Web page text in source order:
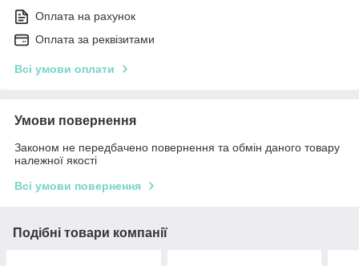
Оплата на рахунок
Оплата за реквізитами
Всі умови оплати
Умови повернення
Законом не передбачено повернення та обмін даного товару
належної якості
Всі умови повернення
Подібні товари компанії